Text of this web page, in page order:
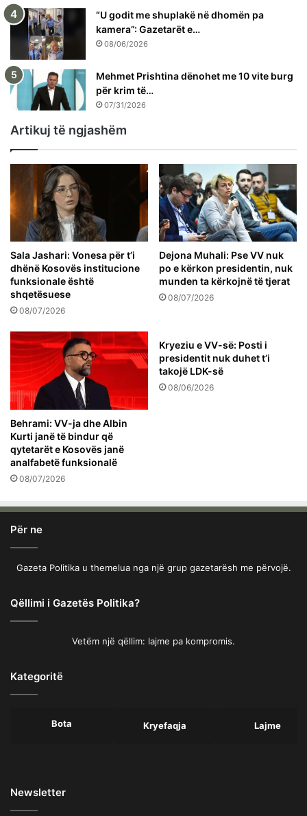
“U godit me shuplakë në dhomën pa
kamera”: Gazetarët e…
08/06/2026
Mehmet Prishtina dënohet me 10 vite burg
për krim të…
07/31/2026
Artikuj të ngjashëm
Sala Jashari: Vonesa për t’i
dhënë Kosovës institucione
funksionale është
shqetësuese
08/07/2026
Dejona Muhali: Pse VV nuk
po e kërkon presidentin, nuk
munden ta kërkojnë të tjerat
08/07/2026
Behrami: VV-ja dhe Albin
Kurti janë të bindur që
qytetarët e Kosovës janë
analfabetë funksionalë
08/07/2026
Kryeziu e VV-së: Posti i
presidentit nuk duhet t’i
takojë LDK-së
08/06/2026
Për ne
Gazeta Politika u themelua nga një grup gazetarësh me përvojë.
Qëllimi i Gazetës Politika?
Vetëm një qëllim: lajme pa kompromis.
Kategoritë
Bota Kryefaqja Lajme
Newsletter